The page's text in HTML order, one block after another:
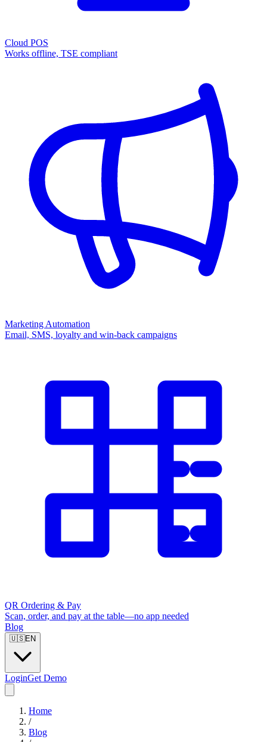
Cloud POS
Works offline, TSE compliant
Marketing Automation
Email, SMS, loyalty and win-back campaigns
QR Ordering & Pay
Scan, order, and pay at the table—no app needed
Blog
🇺🇸EN
LoginGet Demo
Home
/
Blog